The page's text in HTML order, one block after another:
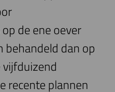
de ene oever
behandeld dan op
recente plannen